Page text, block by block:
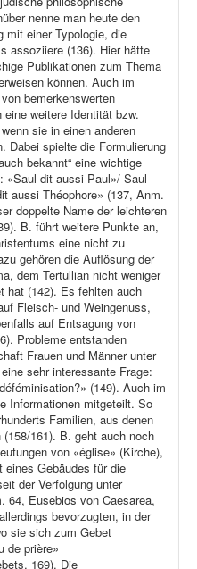
nenne man heute den
mit einer Typologie, die
assoziiere (136). Hier hätte
Publikationen zum Thema
können. Auch im
bemerkenswerten
weitere Identität bzw.
sie in einen anderen
Dabei spielte die Formulierung
bekannt“ eine wichtige
«Saul dit aussi Paul»/ Saul
aussi Théophore» (137, Anm.
doppelte Name der leichteren
B. führt weitere Punkte an,
eine nicht zu
gehören die Auflösung der
dem Tertullian nicht weniger
hat (142). Es fehlten auch
Fleisch- und Weingenuss,
auf Entsagung von
Probleme entstanden
Frauen und Männer unter
sehr interessante Frage:
(149). Auch im
Informationen mitgeteilt. So
Familien, aus denen
161). B. geht auch noch
von «église» (Kirche),
eines Gebäudes für die
der Verfolgung unter
64, Eusebios von Caesarea,
bevorzugten, in der
sie sich zum Gebet
de prière»
169). Die